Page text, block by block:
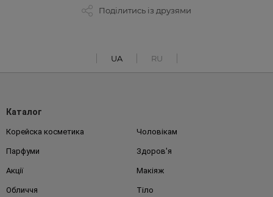
Поділитись із друзями
UA RU
Каталог
Корейска косметика Чоловікам
Парфуми Здоров'я
Акції Макіяж
Обличчя Тіло